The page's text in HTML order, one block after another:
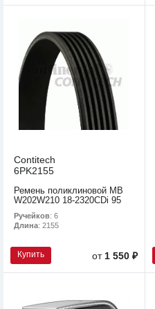
Contitech
6PK2155
Ремень поликлиновой MB
W202W210 18-2320CDi 95
Ручейков: 6
Длина: 2155
Купить от1 550 ₽